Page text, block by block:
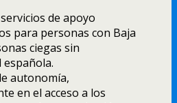
de apoyo
para personas con Baja
ciegas sin
española.
autonomía,
en el acceso a los